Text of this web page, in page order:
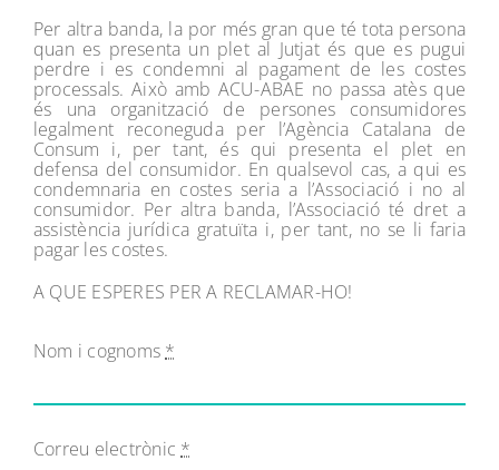
Per altra banda, la por més gran que té tota persona
quan es presenta un plet al Jutjat és que es pugui
perdre i es condemni al pagament de les costes
processals. Això amb ACU-ABAE no passa atès que
és una organització de persones consumidores
legalment reconeguda per l’Agència Catalana de
Consum i, per tant, és qui presenta el plet en
defensa del consumidor. En qualsevol cas, a qui es
condemnaria en costes seria a l’Associació i no al
consumidor. Per altra banda, l’Associació té dret a
assistència jurídica gratuïta i, per tant, no se li faria
pagar les costes.
A QUE ESPERES PER A RECLAMAR-HO!
Nom i cognoms *
Correu electrònic *